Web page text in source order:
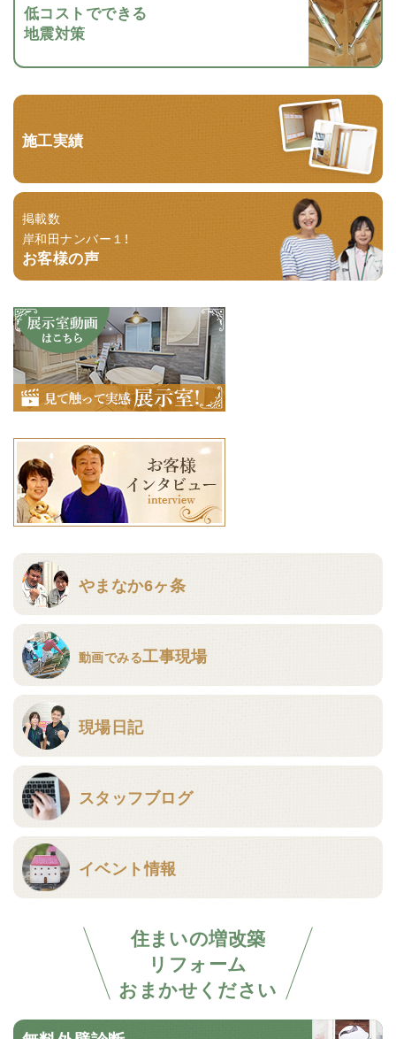
低コストでできる
地震対策
施工実績
掲載数
岸和田ナンバー１！
お客様の声
やまなか6ヶ条
動画でみる工事現場
現場日記
スタッフブログ
イベント情報
住まいの増改築
リフォーム
おまかせください